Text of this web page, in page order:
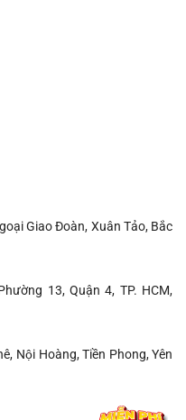
Giao Đoàn, Xuân Tảo, Bắc
13, Quận 4, TP. HCM,
Nội Hoàng, Tiền Phong, Yên